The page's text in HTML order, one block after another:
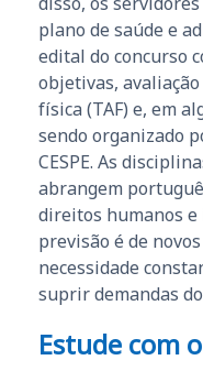
plano de saúde e
edital do concurso
objetivas,
física (TAF) e, em
sendo organizado
CESPE. As
abrangem
direitos humanos
previsão é de
necessidade
suprir demandas
Estude com